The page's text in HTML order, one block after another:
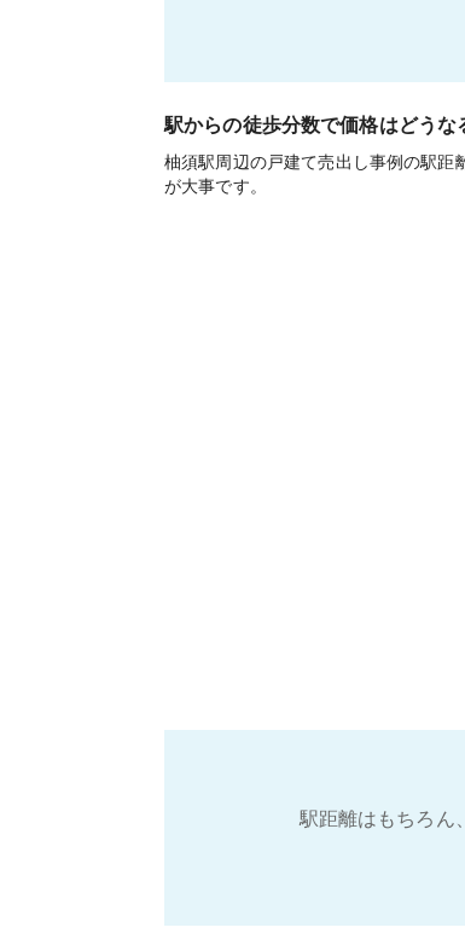
駅からの徒歩分数で価格はどうな
柚須駅周辺の戸建て売出し事例の駅距
が大事です。
駅距離はもちろん